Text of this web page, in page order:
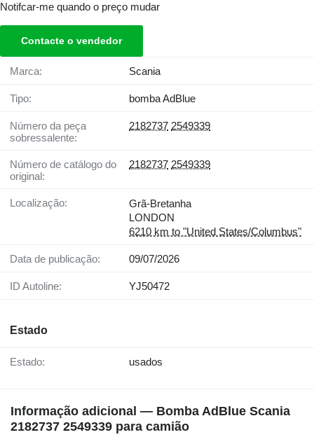
Notifcar-me quando o preço mudar
Contacte o vendedor
Marca: Scania
Tipo: bomba AdBlue
Número da peça
sobressalente:
2182737 2549339
Número de catálogo do
original:
2182737 2549339
Localização:
Grã-Bretanha
LONDON
6210 km to "United States/Columbus"
Data de publicação: 09/07/2026
ID Autoline: YJ50472
Estado
Estado: usados
Informação adicional — Bomba AdBlue Scania
2182737 2549339 para camião